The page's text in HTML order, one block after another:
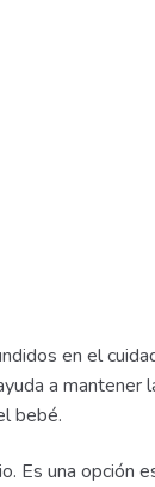
en el
a mantener
bebé.
Es una opción